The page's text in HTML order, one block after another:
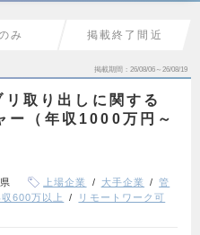
み 掲載終了間近
掲載期間 26/08/06～26/08/19
リ取り出しに関する
ー（年収1000万円～
上場企業 大手企業
管
収600万以上
リモートワーク可